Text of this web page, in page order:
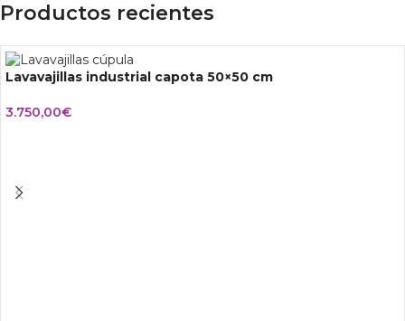
Productos recientes
Lavavajillas industrial capota 50×50 cm
3.750,00€